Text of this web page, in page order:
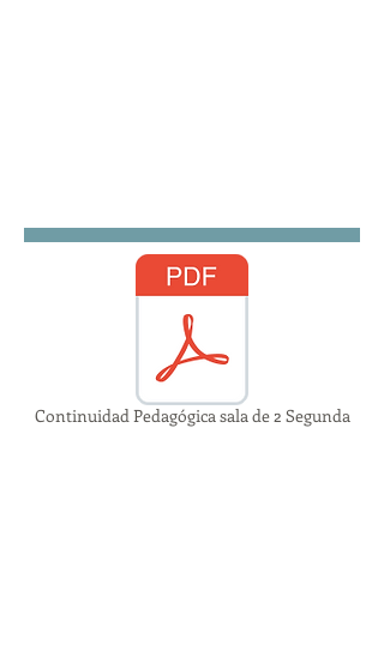
Continuidad Pedagógica sala de 2 Segunda